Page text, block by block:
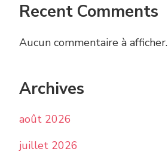
Recent Comments
Aucun commentaire à afficher.
Archives
août 2026
juillet 2026